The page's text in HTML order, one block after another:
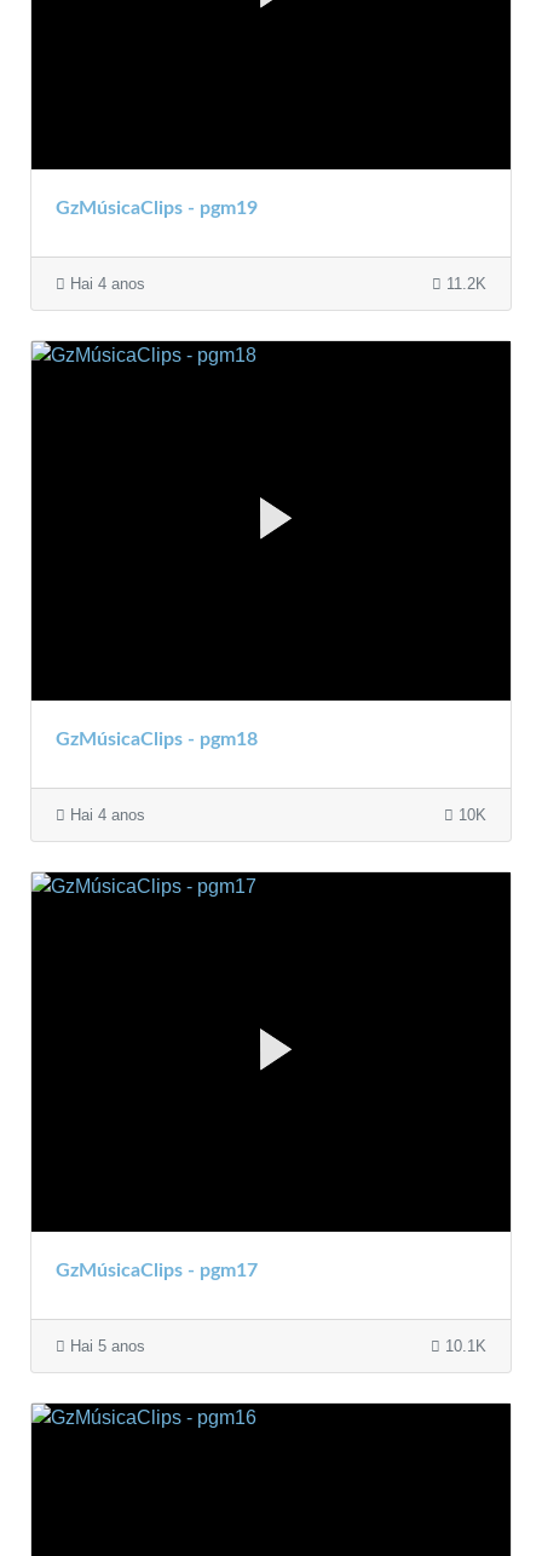
GzMúsicaClips - pgm19
Hai 4 anos 11.2K
GzMúsicaClips - pgm18
Hai 4 anos 10K
GzMúsicaClips - pgm17
Hai 5 anos 10.1K